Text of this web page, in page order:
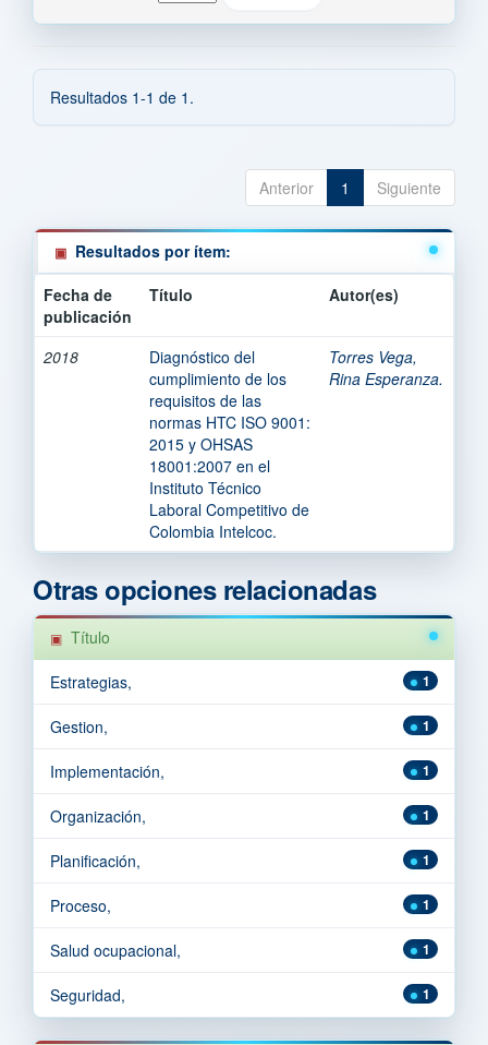
Resultados 1-1 de 1.
Anterior 1 Siguiente
Resultados por ítem:
Fecha de
publicación
Título Autor(es)
2018
Diagnóstico del
cumplimiento de los
requisitos de las
normas HTC ISO 9001:
2015 y OHSAS
18001:2007 en el
Instituto Técnico
Laboral Competitivo de
Colombia Intelcoc.
Torres Vega,
Rina Esperanza.
Otras opciones relacionadas
Título
1
Estrategias,
1
Gestion,
1
Implementación,
1
Organización,
1
Planificación,
1
Proceso,
1
Salud ocupacional,
1
Seguridad,